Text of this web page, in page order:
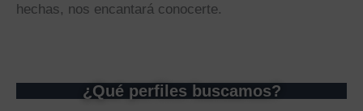
hechas, nos encantará conocerte.
¿Qué perfiles buscamos?